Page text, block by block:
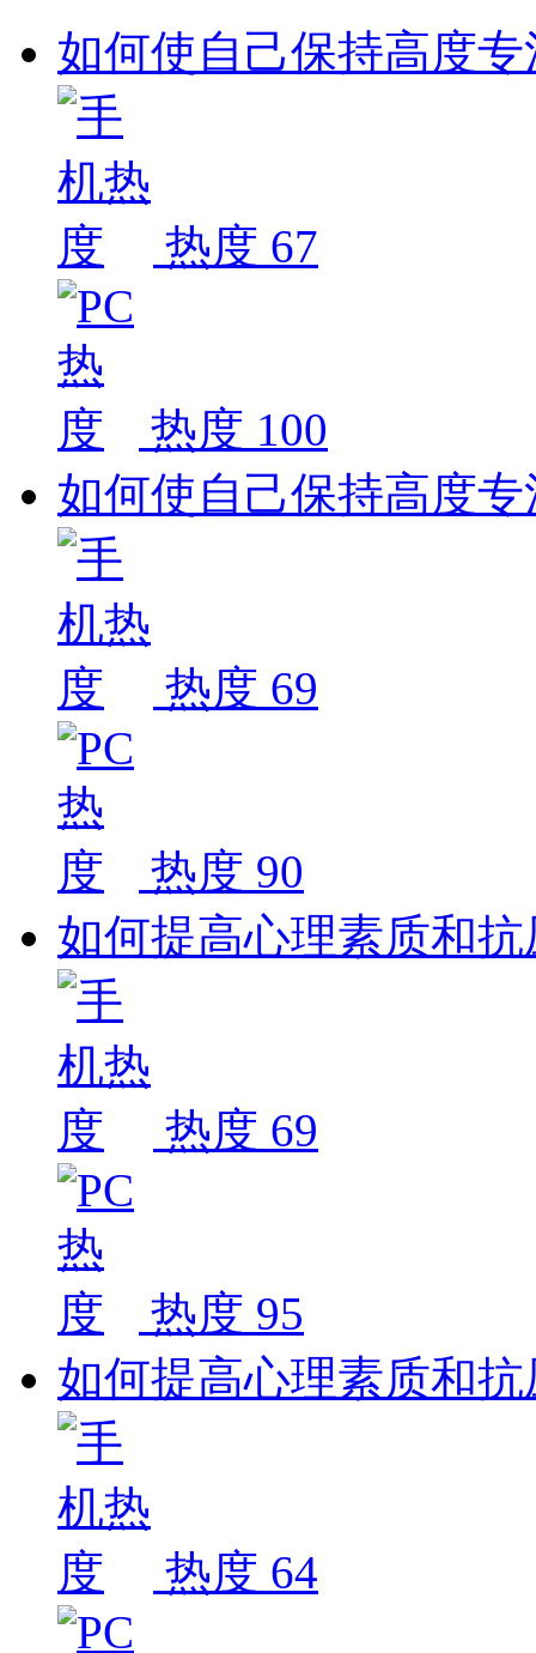
如何使自己保持高度
热度 67
热度 100
如何使自己保持高度
热度 69
热度 90
如何提高心理素质和
热度 69
热度 95
如何提高心理素质和
热度 64